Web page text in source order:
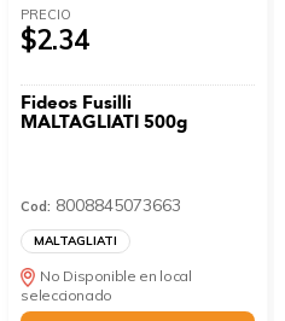
PRECIO
$2.34
Fideos Fusilli
MALTAGLIATI 500g
Cod: 8008845073663
MALTAGLIATI
No Disponible en local
seleccionado